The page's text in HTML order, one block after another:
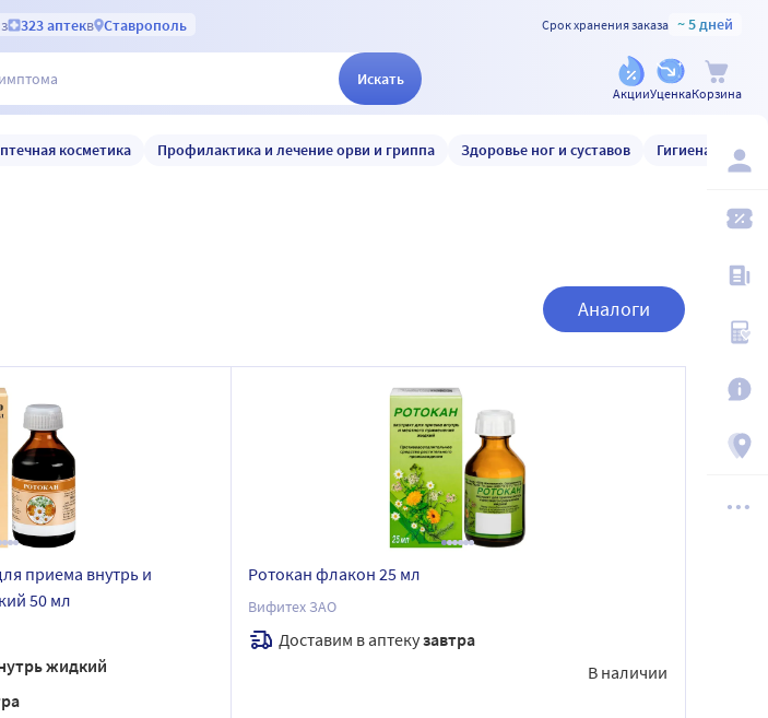
323 аптекв Ставрополь Срок хранения заказа ~ 5 дней
Искать
АкцииУценкаКорзина
косметика Профилактика и лечение орви и гриппа Здоровье ног и суставов Гигиена и уход
Аналоги
приема внутрь и
50 мл
жидкий
Ротокан флакон 25 мл
Вифитех ЗАО
Доставим в аптекузавтра
В наличии